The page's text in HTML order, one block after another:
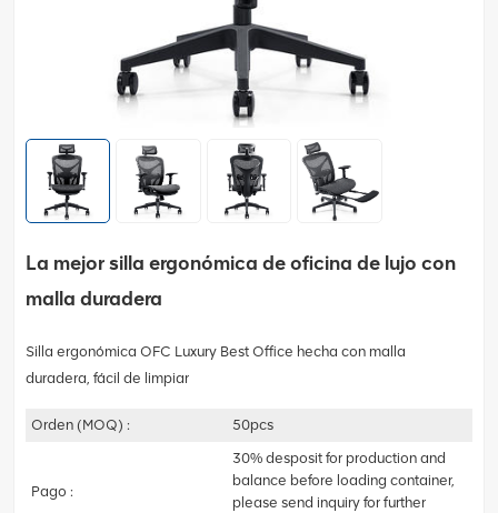
La mejor silla ergonómica de oficina de lujo con
malla duradera
Silla ergonómica OFC Luxury Best Office hecha con malla
duradera, fácil de limpiar
Orden (MOQ) : 50pcs
Pago :
30% desposit for production and
balance before loading container,
please send inquiry for further